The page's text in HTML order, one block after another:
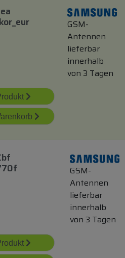
GSM-
Antennen
lieferbar
innerhalb
von 3 Tagen
GSM-
Antennen
lieferbar
innerhalb
von 3 Tagen